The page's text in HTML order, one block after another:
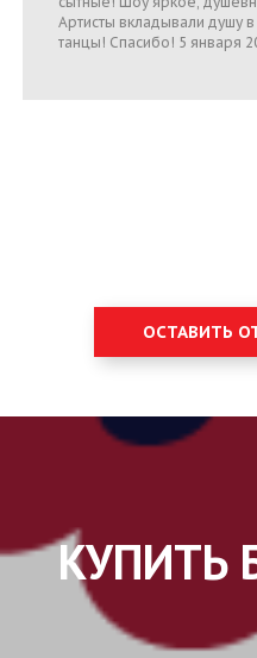
Артисты вкладывали душу в
танцы! Спасибо! 5 января
ОСТАВИТЬ
КУПИТЬ